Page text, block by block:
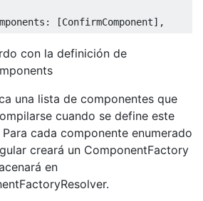
: [ConfirmComponent],
con la definición de
una lista de componentes que
cuando se define este
cada componente enumerado
creará un ComponentFactory
en